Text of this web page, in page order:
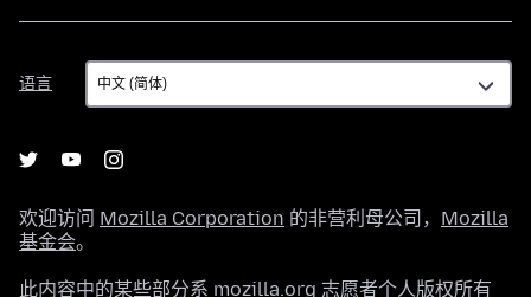
语言
语
言
欢迎访问 Mozilla Corporation 的非营利母公司， Mozilla
基金会。
此内容中的某些部分系 mozilla.org 志愿者个人版权所有